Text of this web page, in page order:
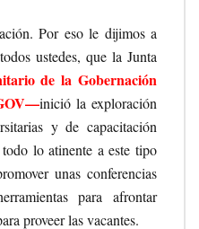
Por eso le dijimos a
ustedes, que la Junta
de la Gobernación
inició la exploración
y de capacitación
lo atinente a este tipo
unas conferencias
para afrontar
proveer las vacantes.